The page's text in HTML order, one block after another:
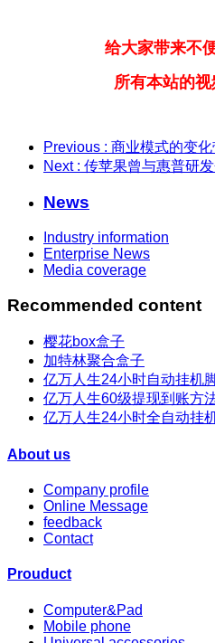
给大家带来不
所有本站的视
Previous : 商业模式的变
Next : 传苹果曾与惠普研
News
Industry information
Enterprise News
Media coverage
Recommended content
樱花box盒子
加特林聚合盒子
亿万人生24小时自动挂机
亿万人生60级提现到账方
亿万人生24小时全自动挂
About us
Company profile
Online Message
feedback
Contact
Prouduct
Computer&Pad
Mobile phone